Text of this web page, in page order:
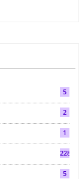
5
2
1
2286
5